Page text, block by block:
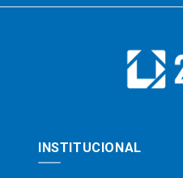
INSTITUCIONAL